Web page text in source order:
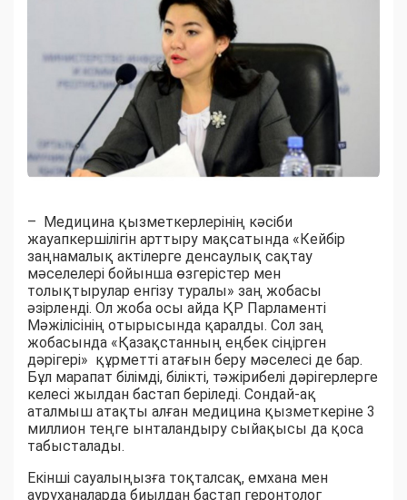
– Медицина қызметкерлерінің кәсіби
жауапкершілігін арттыру мақсатында «Кейбір
заңнамалық актілерге денсаулық сақтау
мәселелері бойынша өзгерістер мен
толықтырулар енгізу туралы» заң жобасы
әзірленді. Ол жоба осы айда ҚР Парламенті
Мәжілісінің отырысында қаралды. Сол заң
жобасында «Қазақстанның еңбек сіңірген
дәрігері» құрметті атағын беру мәселесі де бар.
Бұл марапат білімді, білікті, тәжірибелі дәрігерлерге
келесі жылдан бастап беріледі. Сондай-ақ
аталмыш атақты алған медицина қызметкеріне 3
миллион теңге ынталандыру сыйақысы да қоса
табысталады.
Екінші сауалыңызға тоқталсақ, емхана мен
ауруханаларда биылдан бастап геронтолог